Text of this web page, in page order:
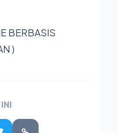
BERBASIS
)